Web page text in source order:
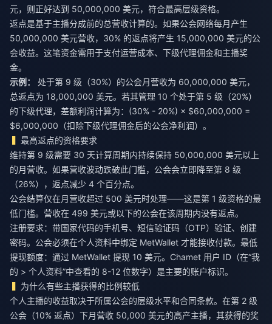
元，则正好达到 50,000,000 美元，符合最高层级资格。
返点是基于主播分成前的总营收计算的。如果公会网络每月产生
50,000,000 美元营收，30% 的返点将产生 15,000,000 美元的公
会收益。这笔资金需用于支付运营成本、下级代理佣金和主播奖
金。
示例：
处于第 9 级（30%）的公会月营收为 60,000,000 美元，
总返点为 18,000,000 美元。若其管理 10 个处于第 5 级（20%）
的下级代理，差额利润计算为：(30% - 20%) × $60,000,000 =
$6,000,000（扣除下级代理佣金后的公会净利润）。
最高返点的资格要求
维持第 9 级需要 30 天计算周期内持续保持 50,000,000 美元以上
的月营收。如果营收波动跌破此门槛，公会会立即降至第 8 级
（26%），返点减少 4 个百分点。
公会结算仅在月营收超过 500 美元时处理——这是第 1 级资格的最
低门槛。营收在 499 美元或以下的公会在该周期内没有返点。
注册要求：带国家代码的手机号、短信验证码（OTP）验证、创建
密码。公会必须在个人资料中绑定 MetWallet 才能接收付款。最低
提现额度：通过 MetWallet 提现 10 美元。Chamet 用户 ID（在“我
的 > 个人资料”中查看的 8-12 位数字）是主要的账户标识。
为什么有些主播获得的比例较低
个人主播的收益取决于所属公会的层级水平和合同条款。在第 2 级
公会（10% 返点）下月营收 50,000 美元的高产主播，其获得的奖